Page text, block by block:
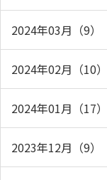
2024年03月（9）
2024年02月（10）
2024年01月（17）
2023年12月（9）